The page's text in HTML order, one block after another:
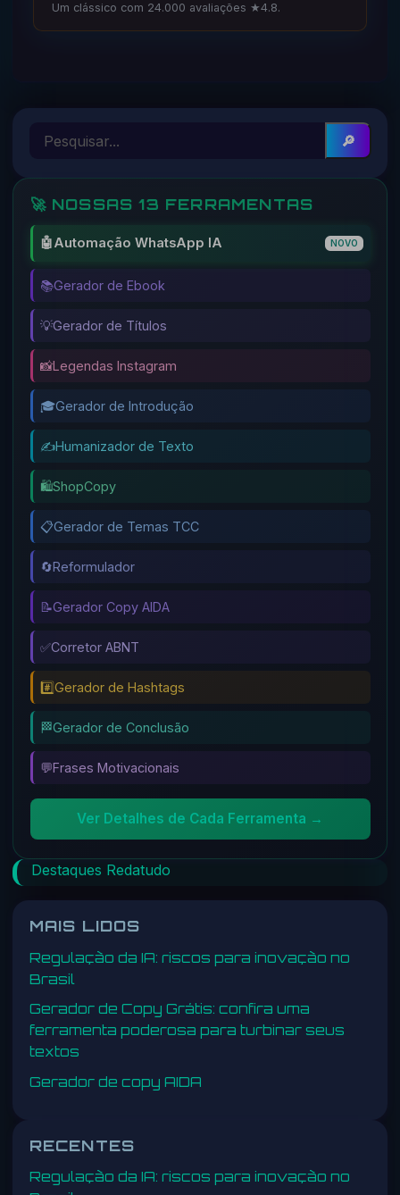
Um clássico com 24.000 avaliações ★4.8.
🔎
🚀 NOSSAS 13 FERRAMENTAS
🤖Automação WhatsApp IA NOVO
📚Gerador de Ebook
💡Gerador de Títulos
📸Legendas Instagram
🎓Gerador de Introdução
✍️Humanizador de Texto
🛍️ShopCopy
📋Gerador de Temas TCC
🔄Reformulador
📝Gerador Copy AIDA
✅Corretor ABNT
#️⃣Gerador de Hashtags
🏁Gerador de Conclusão
💬Frases Motivacionais
Ver Detalhes de Cada Ferramenta →
Destaques Redatudo
MAIS LIDOS
Regulação da IA: riscos para inovação no
Brasil
Gerador de Copy Grátis: confira uma
ferramenta poderosa para turbinar seus
textos
Gerador de copy AIDA
RECENTES
Regulação da IA: riscos para inovação no